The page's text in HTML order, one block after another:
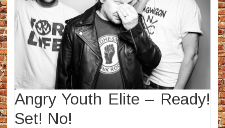
Angry Youth Elite – Ready!
Set! No!